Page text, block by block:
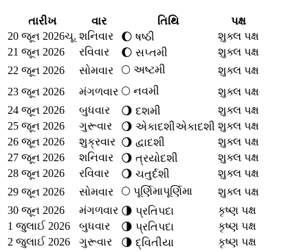
તારીખ વાર તિથિ
પક્ષ
20 જૂન 2026ચૂ. શનિવાર 🌔 ષષ્ઠી
શુક્લ પક્ષ
21 જૂન 2026
રવિવાર 🌔 સપ્તમી
શુક્લ પક્ષ
22 જૂન 2026
સોમવાર 🌕 અષ્ટમી
શુક્લ પક્ષ
23 જૂન 2026
મંગળવાર 🌕 નવમી
શુક્લ પક્ષ
24 જૂન 2026
બુધવાર 🌖 દશમી
શુક્લ પક્ષ
25 જૂન 2026
ગુરૂવાર 🌖 એકાદશીએકાદશી શુક્લ પક્ષ
26 જૂન 2026
શુક્રવાર 🌖 દ્વાદશી
શુક્લ પક્ષ
27 જૂન 2026
શનિવાર 🌖 ત્રયોદશી
શુક્લ પક્ષ
28 જૂન 2026
રવિવાર 🌖 ચતુર્દશી
શુક્લ પક્ષ
29 જૂન 2026
સોમવાર 🌕 પૂર્ણિમાપૂર્ણિમા
શુક્લ પક્ષ
30 જૂન 2026
મંગળવાર 🌗 પ્રતિપદા
કૃષ્ણ પક્ષ
1 જુલાઈ 2026
બુધવાર 🌗 પ્રતિપદા
કૃષ્ણ પક્ષ
2 જુલાઈ 2026
ગુરૂવાર 🌗 દ્વિતીયા
કૃષ્ણ પક્ષ